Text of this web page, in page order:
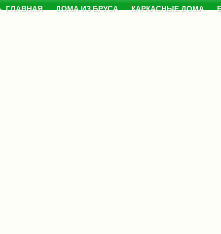
ГЛАВНАЯ
ДОМА ИЗ БРУСА КАРКАСНЫЕ ДОМА